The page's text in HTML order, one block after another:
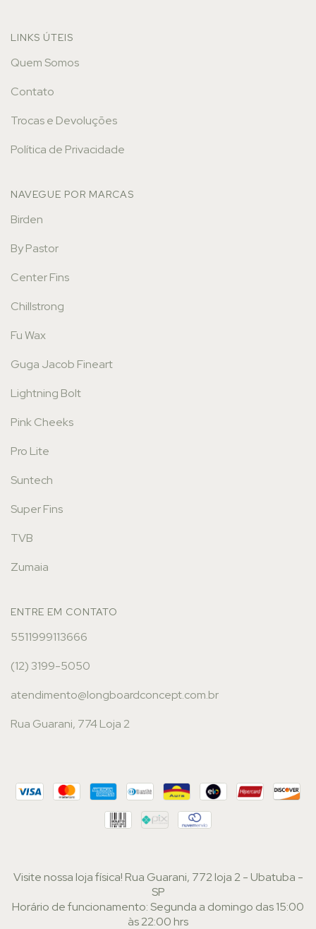
LINKS ÚTEIS
Quem Somos
Contato
Trocas e Devoluções
Política de Privacidade
NAVEGUE POR MARCAS
Birden
By Pastor
Center Fins
Chillstrong
Fu Wax
Guga Jacob Fineart
Lightning Bolt
Pink Cheeks
Pro Lite
Suntech
Super Fins
TVB
Zumaia
ENTRE EM CONTATO
5511999113666
(12) 3199-5050
atendimento@longboardconcept.com.br
Rua Guarani, 774 Loja 2
Visite nossa loja física! Rua Guarani, 772 loja 2 - Ubatuba -
SP
Horário de funcionamento: Segunda a domingo das 15:00
às 22:00 hrs